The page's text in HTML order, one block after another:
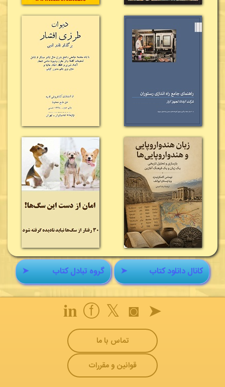
➤ گروه تبادل کتاب ➤ کانال دانلود کتاب
➤
◙
𝕏
ⓕ
𝐢𝐧
تماس با ما
قوانین و مقررات